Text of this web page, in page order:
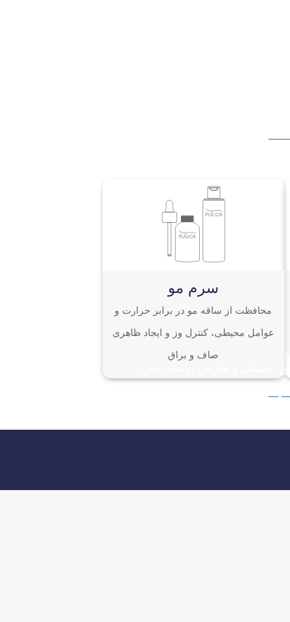
سرم مو
محافظت از ساقه مو در برابر حرارت و
عوامل محیطی، کنترل وز و ایجاد ظاهری
صاف و براق